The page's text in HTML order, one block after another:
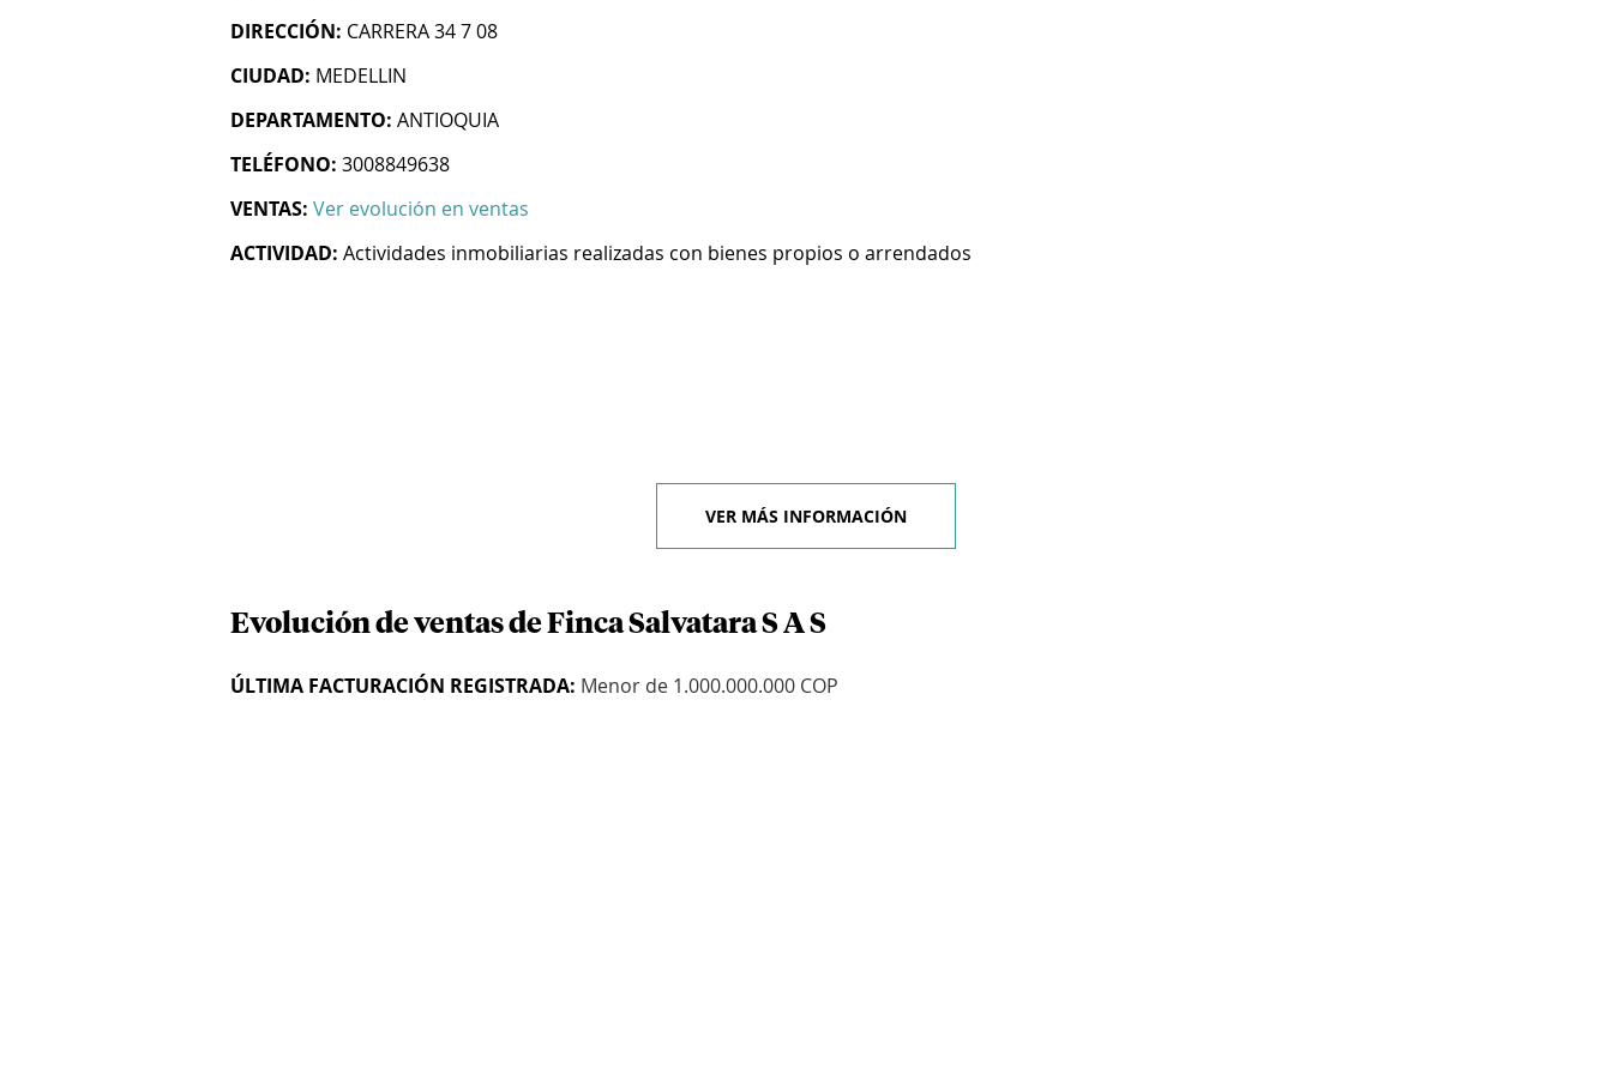
DIRECCIÓN: CARRERA 34 7 08
CIUDAD: MEDELLIN
DEPARTAMENTO: ANTIOQUIA
TELÉFONO: 3008849638
VENTAS: Ver evolución en ventas
ACTIVIDAD: Actividades inmobiliarias realizadas con bienes propios o arrendados
VER MÁS INFORMACIÓN
Evolución de ventas de Finca Salvatara S A S
ÚLTIMA FACTURACIÓN REGISTRADA: Menor de 1.000.000.000 COP